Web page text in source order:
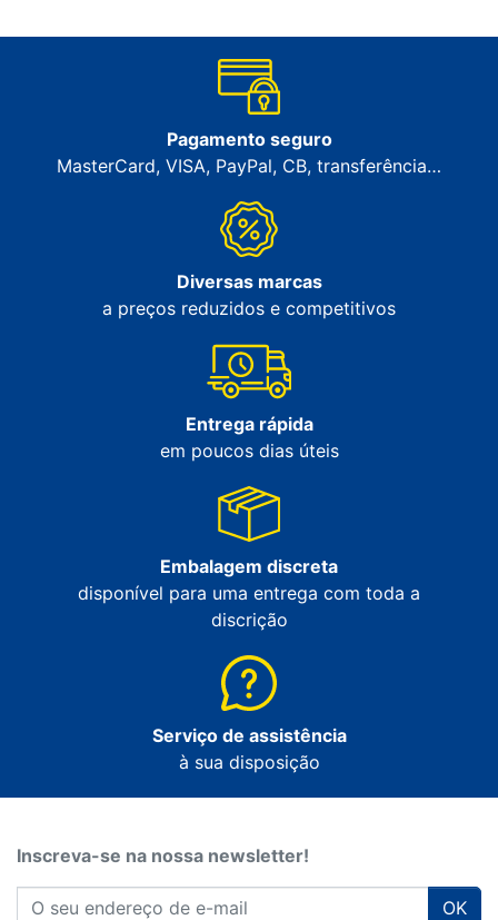
Pagamento seguro
MasterCard, VISA, PayPal, CB, transferência…
Diversas marcas
a preços reduzidos e competitivos
Entrega rápida
em poucos dias úteis
Embalagem discreta
disponível para uma entrega com toda a
discrição
Serviço de assistência
à sua disposição
Inscreva-se na nossa newsletter!
OK